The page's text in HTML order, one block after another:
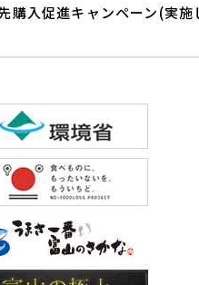
購入促進キャンペーン(実施